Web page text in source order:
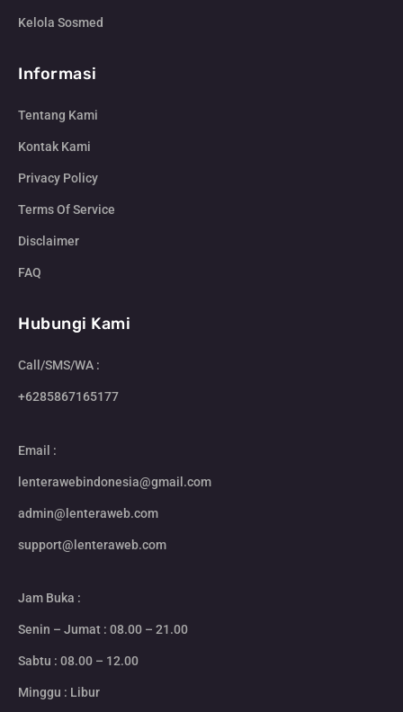
Kelola Sosmed
Informasi
Tentang Kami
Kontak Kami
Privacy Policy
Terms Of Service
Disclaimer
FAQ
Hubungi Kami
Call/SMS/WA :
+6285867165177
Email :
lenterawebindonesia@gmail.com
admin@lenteraweb.com
support@lenteraweb.com
Jam Buka :
Senin – Jumat : 08.00 – 21.00
Sabtu : 08.00 – 12.00
Minggu : Libur